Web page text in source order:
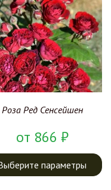
Роза Ред Сенсейшен
от 866 ₽
параметры